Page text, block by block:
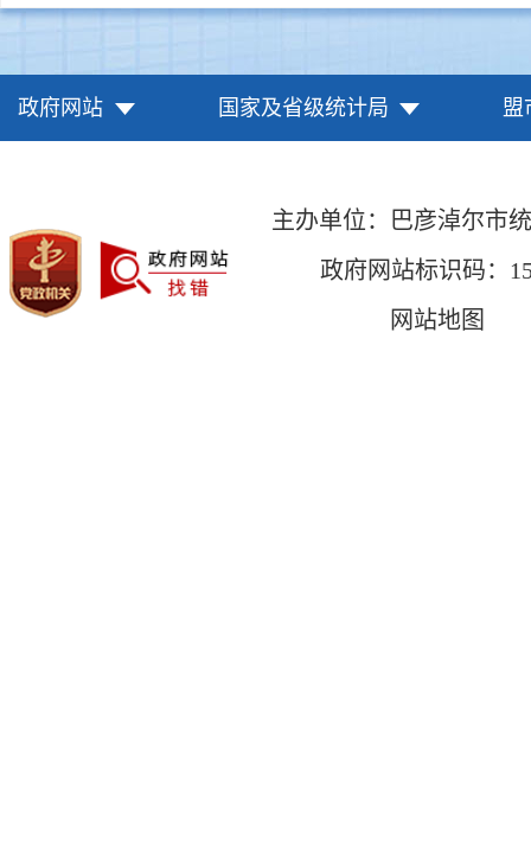
政府网站 国家及省级统计局 盟
主办单位：巴彦淖尔市
政府网站标识码：
网站地图